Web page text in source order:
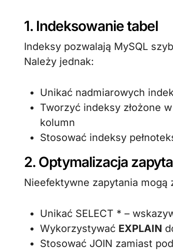
1. Indeksowanie tabel
Indeksy pozwalają MySQL
Należy jednak:
Unikać nadmiarowych
Tworzyć indeksy złożone
kolumn
Stosować indeksy
2. Optymalizacja
Nieefektywne zapytania mogą
Unikać SELECT * –
Wykorzystywać EXPLAIN
Stosować JOIN zamiast